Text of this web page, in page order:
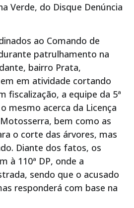
Verde, do Disque Denúncia
ao Comando de
patrulhamento na
bairro Prata,
em atividade cortando
fiscalização, a equipe da 5ª
mesmo acerca da Licença
bem como as
o corte das árvores, mas
Diante dos fatos, os
à 110ª DP, onde a
sendo que o acusado
responderá com base na